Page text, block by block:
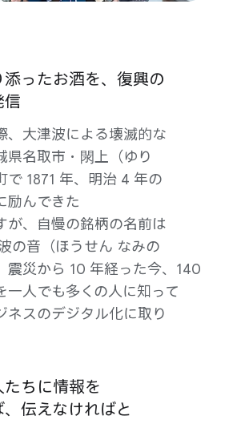
った​お酒を、​復興の​
信
、​大津波に​よる​壊滅的な​
県名取市・閖上​（ゆり​
で 1871 年、​明治 4 年の​
励ん​できた​
が、​自慢の​銘柄の​名前は​
の​音​（ほう​せん なみの​
震災から 10 年経った​今、​140
一人でも​多くの​人に​知って​
ネスの​デジタル化に​取り​
たちに​情報を​
伝えなければと​